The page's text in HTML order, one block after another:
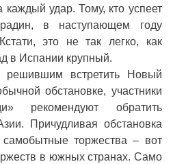
каждый удар. Тому, кто успеет
в наступающем году
это не так легко, как
в Испании крупный.
решившим встретить Новый
обстановке, участники
рекомендуют обратить
Причудливая обстановка
торжества – вот
в южных странах. Само